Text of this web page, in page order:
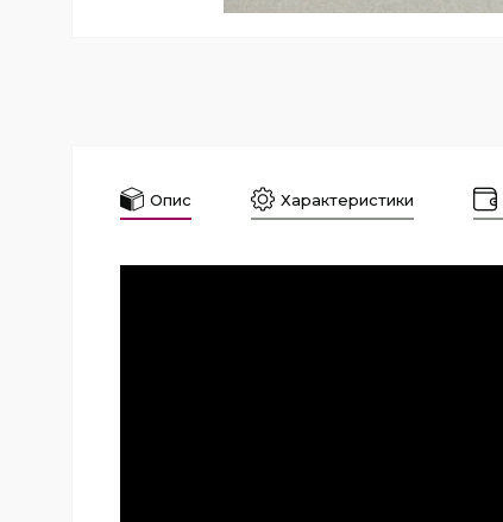
Опис Характеристики